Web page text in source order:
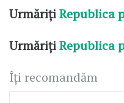
UrmărițiRepublica
UrmărițiRepublica
Îți recomandăm